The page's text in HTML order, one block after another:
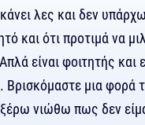
λες και δεν
και ότι προτιμά να
είναι φοιτητής
μια φορά
νιώθω πως δεν